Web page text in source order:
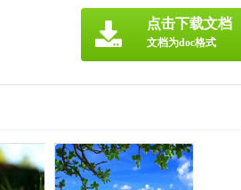
点击下载文档
文档为doc格式